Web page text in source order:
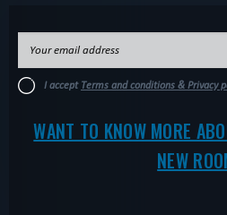
I accept Terms and conditions & Privacy
WANT TO KNOW MORE
NEW